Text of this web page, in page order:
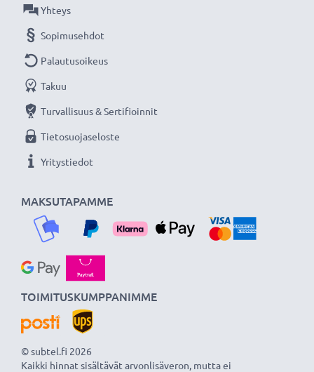
Liitinmateriaali
Väri
Ihanteellinen lataus- ja synkronointijohto - CELLONIC
USB-kaapelilla voit ladata tai siirtää tiedostosi nopeasti
ja turvallisesti.
★3 vuoden takuu
Olemme vuonna 2004 perustettu kansainvälinen
siksi tarjoamme 36 kuukauden takuun!
MAKSUTAPAMME
Yhteys
Sopimusehdot
Palautusoikeus
Takuu
Turvallisuus & Sertifioinnit
Tietosuojaseloste
Yritystiedot
TOIMITUSKUMPPANIMME
© subtel.fi 2026
Kaikki hinnat sisältävät arvonlisäveron, mutta ei